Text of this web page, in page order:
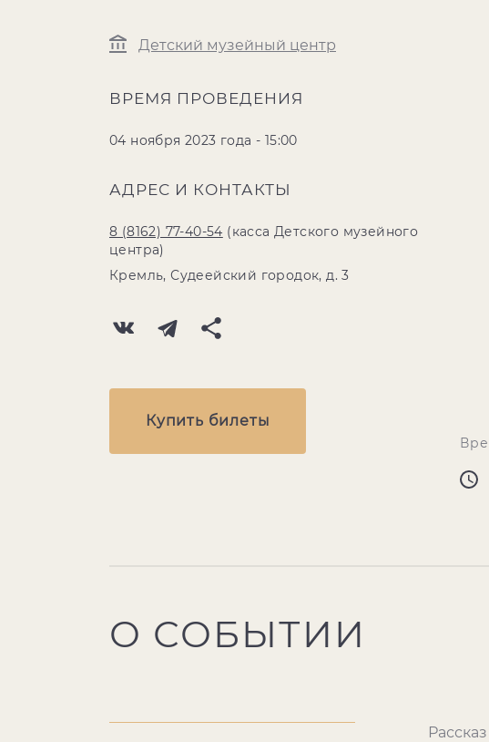
Детский музейный центр
ВРЕМЯ ПРОВЕДЕНИЯ
04 ноября 2023 года - 15:00
АДРЕС И КОНТАКТЫ
8 (8162) 77-40-54 (касса Детского музейного
центра)
Кремль, Судеейский городок, д. 3
Купить билеты
О СОБЫТИИ